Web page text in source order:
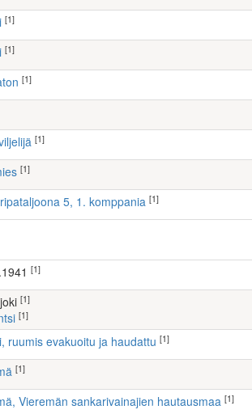
[1]
[1]
[1]
[1]
[1]
5, 1. komppania [1]
[1]
[1]
[1]
ruumis evakuoitu ja haudattu [1]
[1]
Vieremän sankarivainajien hautausmaa [1]